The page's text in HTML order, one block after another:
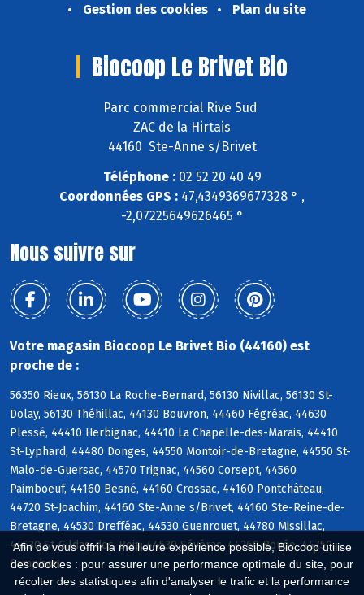
Afin de vous offrir la meilleure expérience possible, Biocoop utilise
des cookies : pour assurer une performance optimale du site, pour
récolter des statistiques afin d'analyser le trafic et la performance
Gestion des cookies
Plan du site
Biocoop Le Brivet Bio
Parc commercial Rive Sud
ZAC de la Hirtais
44160 Ste-Anne s/Brivet
Téléphone :02 52 20 40 49
Coordonnées GPS : 47,4349369677328 ° ,
-2,07225649626465 °
Nous suivre sur
Votre magasin Biocoop Le Brivet Bio (44160) est
proche de :
56350 Rieux, 56130 La Roche-Bernard, 56130 Nivillac, 56130 St-
Dolay, 56130 Théhillac, 44130 Bouvron, 44460 Fégréac, 44630
Plessé, 44410 Herbignac, 44410 La Chapelle-des-Marais, 44410
St-Lyphard, 44480 Donges, 44550 Montoir-de-Bretagne, 44550 St-
Malo-de-Guersac, 44570 Trignac, 44560 Corsept, 44560
Paimboeuf, 44160 Besné, 44160 Crossac, 44160 Pontchâteau,
44720 St-Joachim, 44160 Ste-Anne s/Brivet, 44160 Ste-Reine-de-
Bretagne, 44530 Drefféac, 44530 Guenrouet, 44780 Missillac,
44530 St-Gildas-des-Bois, 44530 Sévérac, 44260 Bouée, 44750
Campbon